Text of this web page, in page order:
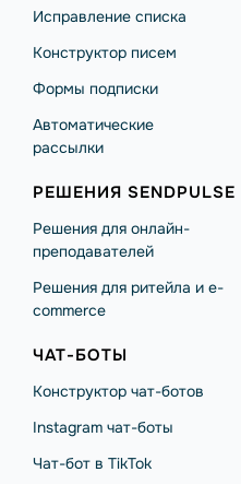
Исправление списка
Конструктор писем
Формы подписки
Автоматические
рассылки
РЕШЕНИЯ SENDPULSE
Решения для онлайн-
преподавателей
Решения для ритейла и e-
commerce
ЧАТ-БОТЫ
Конструктор чат-ботов
Instagram чат-боты
Чат-бот в TikTok